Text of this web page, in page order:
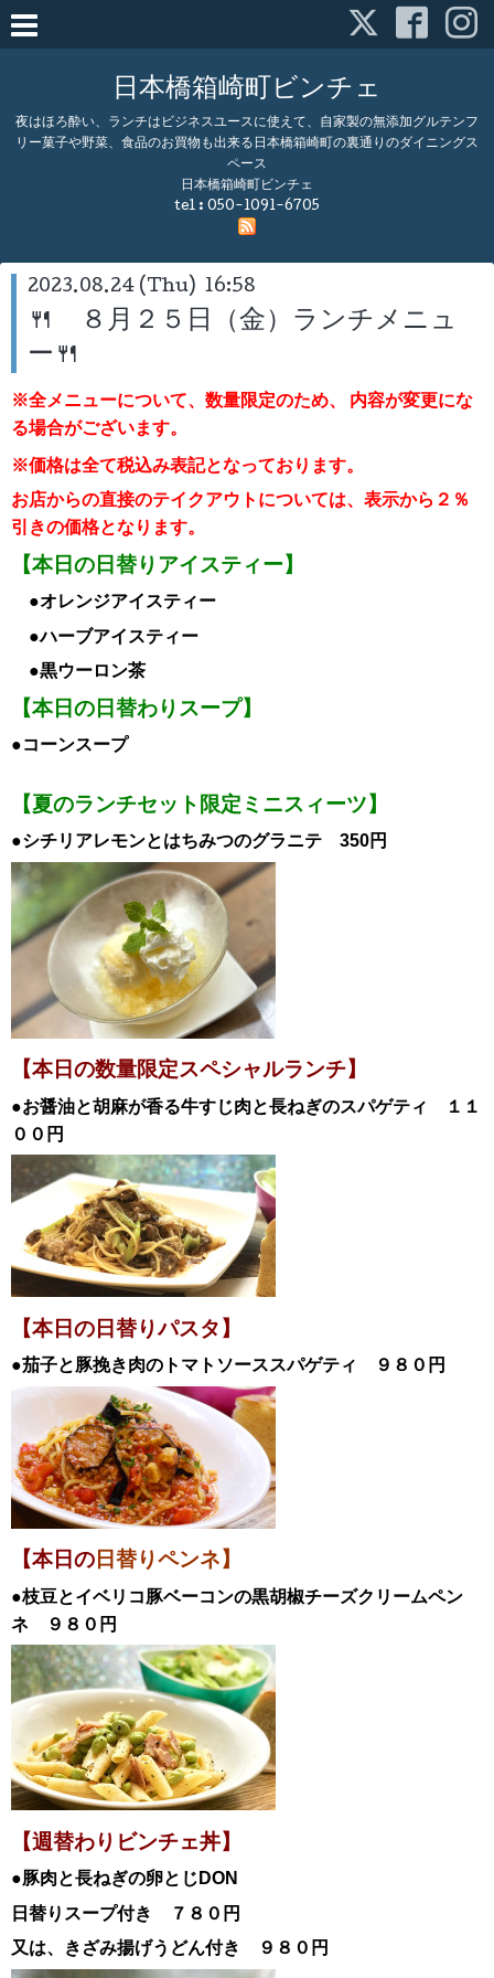
日本橋箱崎町ビンチェ
夜はほろ酔い、ランチはビジネスユースに使えて、自家製の無添加グルテンフ
リー菓子や野菜、食品のお買物も出来る日本橋箱崎町の裏通りのダイニングス
ペース
日本橋箱崎町ビンチェ
tel : 050-1091-6705
2023.08.24 (Thu) 16:58
🍴 ８月２５日（金）ランチメニュ
ー🍴
※全メニューについて、数量限定のため、
内容が変更にな
る場合がございます。
※価格は全て税込み表記となっております。
お店からの直接のテイクアウトについては、表示から２％
引きの価格となります。
【本日の日替りアイスティー】
●オレンジアイスティー
●ハーブアイスティー
●黒ウーロン茶
【本日の日替わりスープ】
●コーンスープ
【夏のランチセット限定ミニスィーツ】
●シチリアレモンとはちみつのグラニテ 350円
【本日の数量限定スペシャルランチ】
●お醤油と胡麻が香る牛すじ肉と長ねぎのスパゲティ
１１
００円
【本日の日替りパスタ】
●茄子と豚挽き肉のトマトソーススパゲティ ９８０円
【本日の 日替りペンネ】
●枝豆とイベリコ豚ベーコンの黒胡椒チーズクリームペン
ネ
９８０円
【週替わりビンチェ丼】
●豚肉と長ねぎの卵とじDON
日替りスープ付き ７８０円
又は、きざみ揚げうどん付き ９８０円